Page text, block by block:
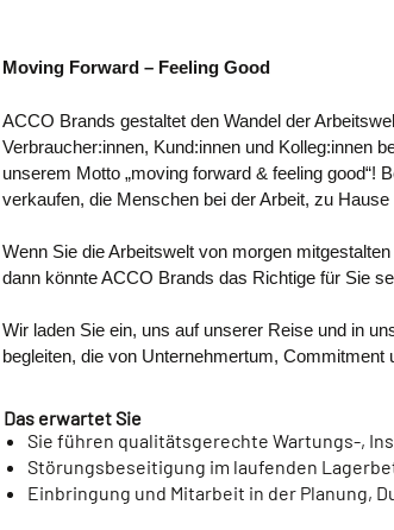
Moving Forward – Feeling Good
ACCO Brands gestaltet den Wandel der
Verbraucher:innen, Kund:innen und Kolleg:innen
unserem Motto „moving forward & feeling
verkaufen, die Menschen bei der Arbeit, zu
Wenn Sie die Arbeitswelt von morgen
dann könnte ACCO Brands das Richtige für Sie
Wir laden Sie ein, uns auf unserer Reise und in
begleiten, die von Unternehmertum, Commitment
Das erwartet Sie
Sie führen qualitätsgerechte Wartungs-,
Störungsbeseitigung im laufenden
Einbringung und Mitarbeit in der Planung,